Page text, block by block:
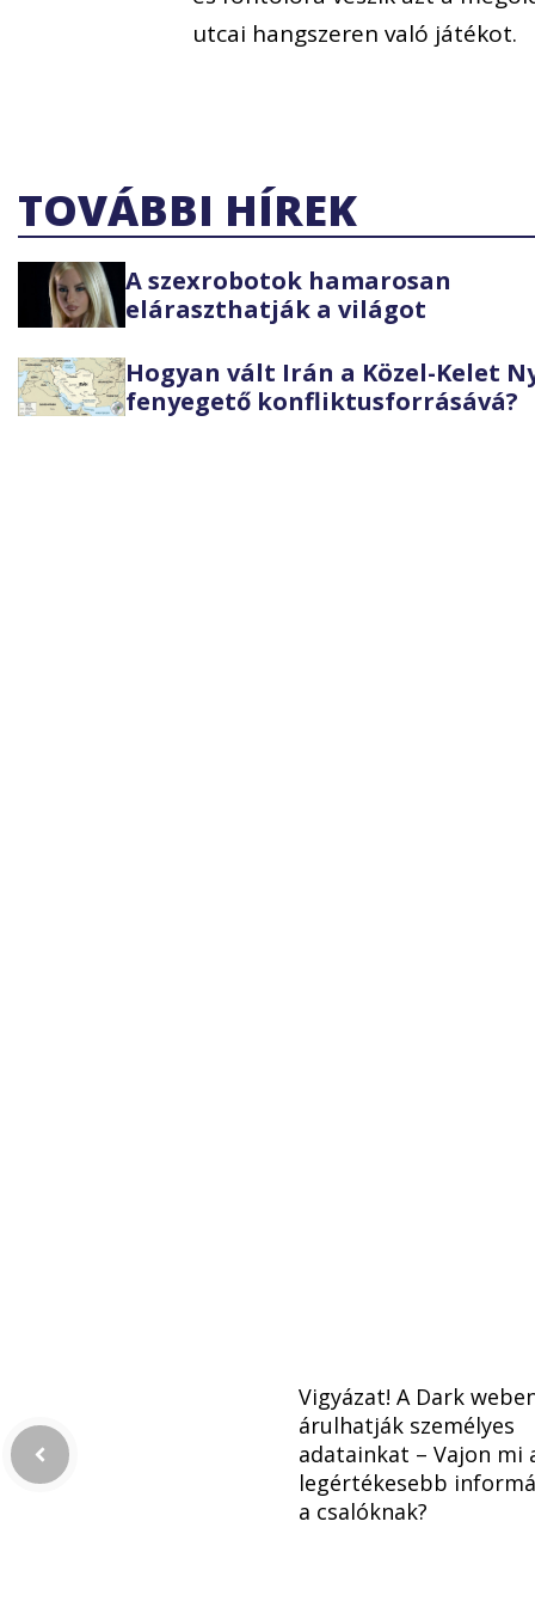
utcai hangszeren való játékot.
TOVÁBBI HÍREK
A szexrobotok hamarosan
eláraszthatják a világot
Hogyan vált Irán a Közel-Kelet
fenyegető konfliktusforrásává?
Vigyázat! A Dark
árulhatják személyes
adatainkat – Vajon mi
legértékesebb
a csalóknak?